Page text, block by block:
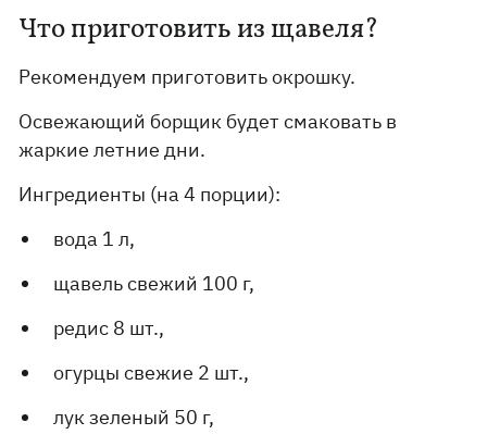
Что приготовить из щавеля?
Рекомендуем приготовить окрошку.
Освежающий борщик будет смаковать в
жаркие летние дни.
Ингредиенты (на 4 порции):
вода 1 л,
щавель свежий 100 г,
редис 8 шт.,
огурцы свежие 2 шт.,
лук зеленый 50 г,